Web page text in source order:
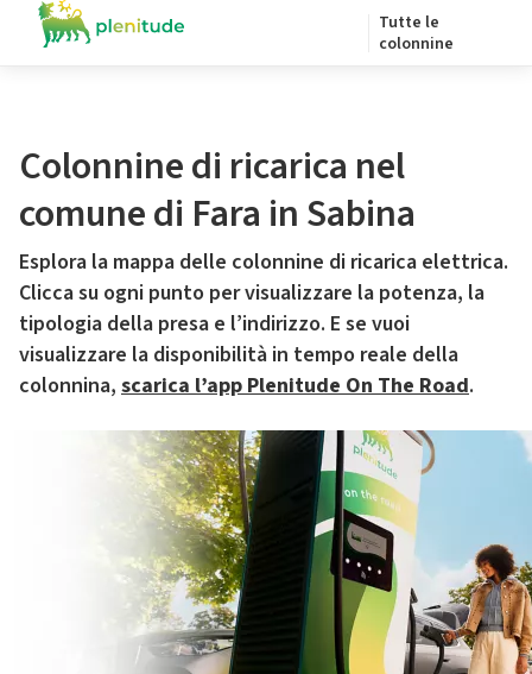
Tutte le
colonnine
Colonnine di ricarica nel
comune di Fara in Sabina
Esplora la mappa delle colonnine di ricarica elettrica.
Clicca su ogni punto per visualizzare la potenza, la
tipologia della presa e l’indirizzo. E se vuoi
visualizzare la disponibilità in tempo reale della
colonnina, scarica l’app Plenitude On The Road.